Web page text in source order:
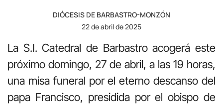
DIÓCESIS DE BARBASTRO-MONZÓN
22 de abril de 2025
La S.I. Catedral de Barbastro acogerá este
próximo domingo, 27 de abril, a las 19 horas,
una misa funeral por el eterno descanso del
papa Francisco, presidida por el obispo de